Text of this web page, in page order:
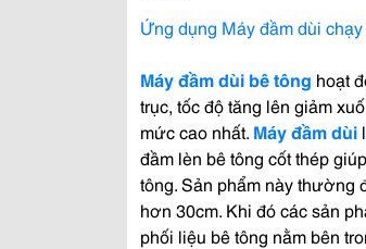
Ứng dụng Máy đầm dùi
Máy đầm dùi bê tông hoạt
trục, tốc độ tăng lên giảm
mức cao nhất. Máy đầm dùi
đầm lèn bê tông cốt thép
tông. Sản phẩm này
hơn 30cm. Khi đó các sản
phối liệu bê tông nằm bên